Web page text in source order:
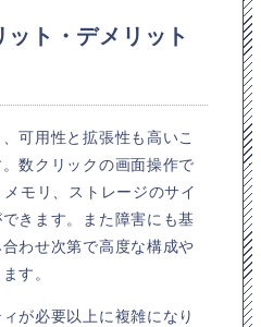
ット・デメリット
可用性と拡張性も高いこ
数クリックの画面操作で
モリ、ストレージのサイ
きます。また障害にも基
わせ次第で高度な構成や
す。
が必要以上に複雑になり